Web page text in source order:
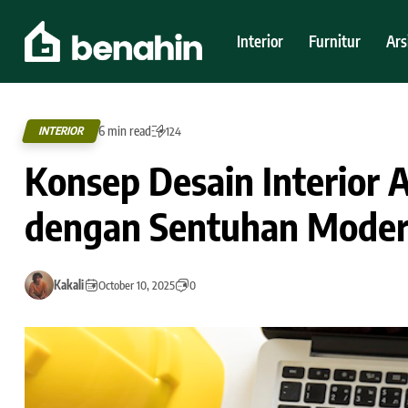
Interior Furnitur
INTERIOR 6 min read 124
Konsep Desain Interior
dengan Sentuhan
Kakali October 10, 2025 0